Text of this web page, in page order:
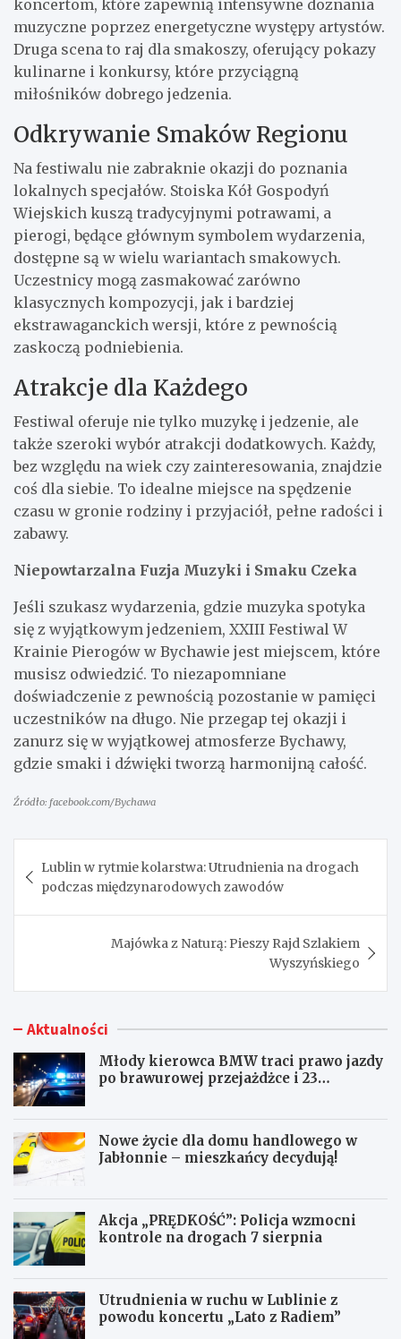
koncertom, które zapewnią intensywne doznania
muzyczne poprzez energetyczne występy artystów.
Druga scena to raj dla smakoszy, oferujący pokazy
kulinarne i konkursy, które przyciągną
miłośników dobrego jedzenia.
Odkrywanie Smaków Regionu
Na festiwalu nie zabraknie okazji do poznania
lokalnych specjałów. Stoiska Kół Gospodyń
Wiejskich kuszą tradycyjnymi potrawami, a
pierogi, będące głównym symbolem wydarzenia,
dostępne są w wielu wariantach smakowych.
Uczestnicy mogą zasmakować zarówno
klasycznych kompozycji, jak i bardziej
ekstrawaganckich wersji, które z pewnością
zaskoczą podniebienia.
Atrakcje dla Każdego
Festiwal oferuje nie tylko muzykę i jedzenie, ale
także szeroki wybór atrakcji dodatkowych. Każdy,
bez względu na wiek czy zainteresowania, znajdzie
coś dla siebie. To idealne miejsce na spędzenie
czasu w gronie rodziny i przyjaciół, pełne radości i
zabawy.
Niepowtarzalna Fuzja Muzyki i Smaku Czeka
Jeśli szukasz wydarzenia, gdzie muzyka spotyka
się z wyjątkowym jedzeniem, XXIII Festiwal W
Krainie Pierogów w Bychawie jest miejscem, które
musisz odwiedzić. To niezapomniane
doświadczenie z pewnością pozostanie w pamięci
uczestników na długo. Nie przegap tej okazji i
zanurz się w wyjątkowej atmosferze Bychawy,
gdzie smaki i dźwięki tworzą harmonijną całość.
Źródło: facebook.com/Bychawa
wpisu
Lublin w rytmie kolarstwa: Utrudnienia na drogach
podczas międzynarodowych zawodów
Majówka z Naturą: Pieszy Rajd Szlakiem
Wyszyńskiego
Aktualności
Młody kierowca BMW traci prawo jazdy
po brawurowej przejażdżce i 23
Nowe życie dla domu handlowego w
Jabłonnie – mieszkańcy decydują!
Akcja „PRĘDKOŚĆ”: Policja wzmocni
kontrole na drogach 7 sierpnia
Utrudnienia w ruchu w Lublinie z
powodu koncertu „Lato z Radiem”